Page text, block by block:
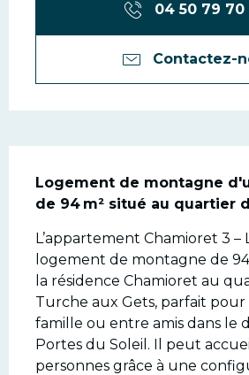
04 50 79 70
Contactez-
Description
Logement de montagne
de 94 m² situé au quartier
L’appartement Chamioret 3 –
logement de montagne de
la résidence Chamioret au
Turche aux Gets, parfait
famille ou entre amis dans le
Portes du Soleil. Il peut
personnes grâce à une